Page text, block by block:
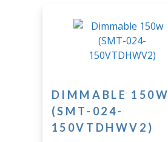
DIMMABLE 150W
(SMT-024-
150VTDHWV2)